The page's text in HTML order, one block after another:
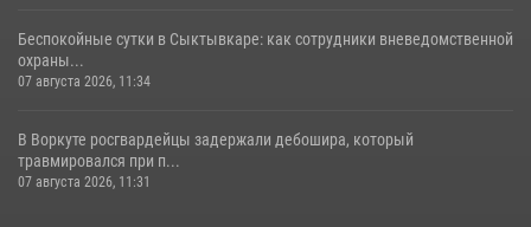
Беспокойные сутки в Сыктывкаре: как сотрудники вневедомственной
охраны...
07 августа 2026, 11:34
В Воркуте росгвардейцы задержали дебошира, который
травмировался при п...
07 августа 2026, 11:31